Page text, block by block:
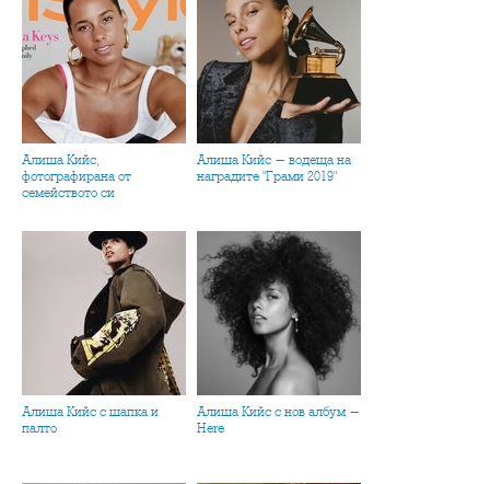
Алиша Кийс,
фотографирана от
семейството си
Алиша Кийс - водеща на
наградите "Грами 2019"
Алиша Кийс с шапка и
палто
Алиша Кийс с нов албум -
Here